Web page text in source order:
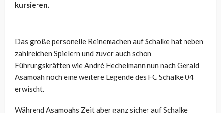
kursieren.
Das große personelle Reinemachen auf Schalke hat neben
zahlreichen Spielern und zuvor auch schon
Führungskräften wie André Hechelmann nun nach Gerald
Asamoah noch eine weitere Legende des FC Schalke 04
erwischt.
Während Asamoahs Zeit aber ganz sicher auf Schalke